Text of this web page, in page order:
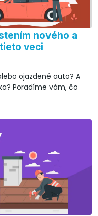
nového a
veci
ojazdené auto? A
Poradíme vám, čo